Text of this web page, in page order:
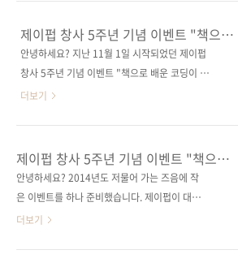
일 금요일에 첫 번째 행사가 열리게 됩니다.의 김
재호 저자님과 토크와 강연이 있을 예정입니다.
많은 관심과 참여를 부탁합니다. Talk IT :: 등록
~ 9:00 국내 최초 온라인 IT저자 직강 시리즈!
각 분야 No.1 전문가의 노하우와 책 뒤에 감춰진
방정식: 가슴뛰는 소프트웨어는 어떻게 만들 것
인가? By 김재호 저자 가슴 뛰는 소프트웨어는
어떻게 만들 것인가? 소프트웨..
제이펍 창사 5주년 기념 이벤트 "책으로
배운 코딩이 때깔도 좋다" 당첨자 발표
안녕하세요? 지난 11월 1일 시작되었던 제이펍
창사 5주년 기념 이벤트 "책으로 배운 코딩이 때
깔도 좋다"가 마감되었습니다. 그리고 바로 오늘
때문에 중복하여 지원하신 분께 더 많은 당첨 기
회를 드릴 수 있도록 1등부터 추첨하게 되었습니
다. 또한, 중복 지원은 가능하나 중복 당첨은 없
원의 입회하에 리허설을 제외하고 단 한 번 추첨
하였으며, 아래 동영상은 자막과 배경음악 삽입
더보기
제이펍 창사 5주년 기념 이벤트 "책으로
배운 코딩이 때깔도 좋다"
안녕하세요? 2014년도 저물어 가는 즈음에 작
은 이벤트를 하나 준비했습니다. 제이펍이 대한
민국 개발자들과 함께한 지도 벌써 5년이라는 시
더보기